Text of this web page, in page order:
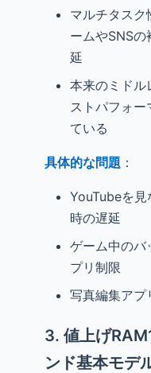
マルチタスク
ームやSNS
延
本来のミドル
ストパフォー
ている
具体的な問題 ：
YouTubeを見
時の遅延
ゲーム中のバ
プリ制限
写真編集アプ
3. 値上げ
ンド基本モデ